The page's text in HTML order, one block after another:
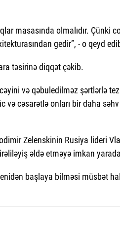
masasında olmalıdır. Çünki
gedir”, - o qeyd
təsirinə diqqət çəkib.
və qəbuledilməz şərtlərlə
və cəsarətlə onları bir daha səhv
Zelenskinin Rusiya lideri
əldə etməyə imkan
başlaya bilməsi müsbət